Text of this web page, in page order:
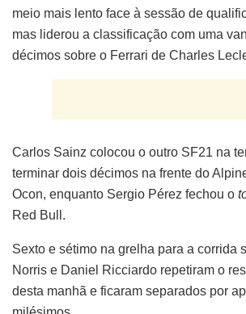
meio mais lento face à sessão de
mas liderou a classificação com uma
décimos sobre o Ferrari de Charles
Carlos Sainz colocou o outro SF21 na
terminar dois décimos na frente do
Ocon, enquanto Sergio Pérez fechou o
Red Bull.
Sexto e sétimo na grelha para a corrida
Norris e Daniel Ricciardo repetiram o
desta manhã e ficaram separados por